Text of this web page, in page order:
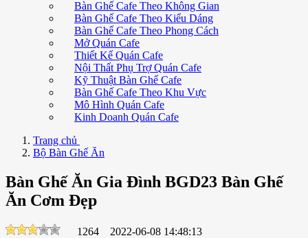
Bàn Ghế Cafe Theo Không Gian
Bàn Ghế Cafe Theo Kiểu Dáng
Bàn Ghế Cafe Theo Phong Cách
Mở Quán Cafe
Thiết Kế Quán Cafe
Nội Thất Phụ Trợ Quán Cafe
Kỹ Thuật Bàn Ghế Cafe
Bàn Ghế Cafe Theo Khu Vực
Mô Hình Quán Cafe
Kinh Doanh Quán Cafe
Trang chủ
Bộ Bàn Ghế Ăn
Bàn Ghế Ăn Gia Đình BGD23 Bàn Ghế
Ăn Cơm Đẹp
1264 2022-06-08 14:48:13